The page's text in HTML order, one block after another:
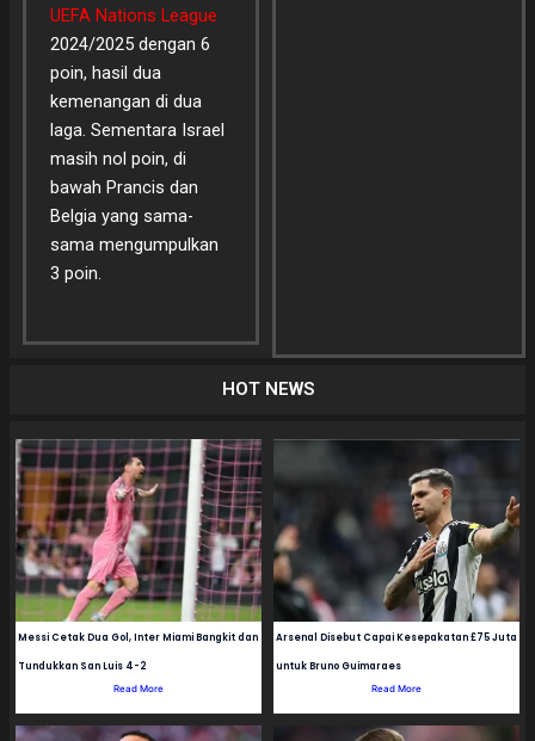
UEFA Nations League
2024/2025 dengan 6
poin, hasil dua
kemenangan di dua
laga. Sementara Israel
masih nol poin, di
bawah Prancis dan
Belgia yang sama-
sama mengumpulkan
3 poin.
HOT NEWS
Messi Cetak Dua Gol, Inter Miami Bangkit dan
Tundukkan San Luis 4-2
Read More
Arsenal Disebut Capai Kesepakatan £75 Juta
untuk Bruno Guimaraes
Read More